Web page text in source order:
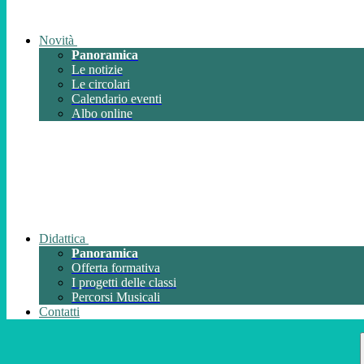
Novità
Panoramica
Le notizie
Le circolari
Calendario eventi
Albo online
Didattica
Panoramica
Offerta formativa
I progetti delle classi
Percorsi Musicali
Contatti